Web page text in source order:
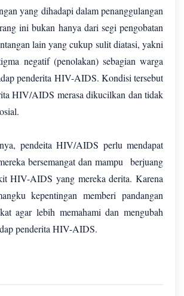
yang dihadapi dalam penanggulangan
ini bukan hanya dari segi pengobatan
lain yang cukup sulit diatasi, yakni
negatif (penolakan) sebagian warga
penderita HIV-AIDS. Kondisi tersebut
HIV/AIDS merasa dikucilkan dan tidak
pendeita HIV/AIDS perlu mendapat
bersemangat dan mampu berjuang
HIV-AIDS yang mereka derita. Karena
kepentingan memberi pandangan
agar lebih memahami dan mengubah
penderita HIV-AIDS.